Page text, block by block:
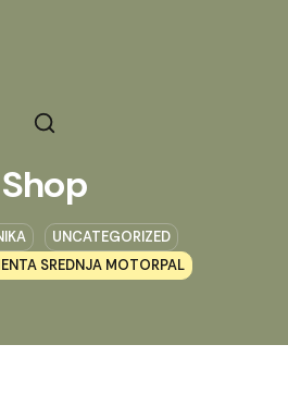
Shop
UNCATEGORIZED
SREDNJA MOTORPAL